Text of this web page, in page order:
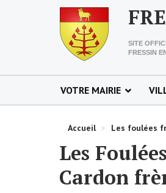
SITE
FRESSIN
VOTRE MAIRIE
Accueil > Les foulées
Les
Cardon